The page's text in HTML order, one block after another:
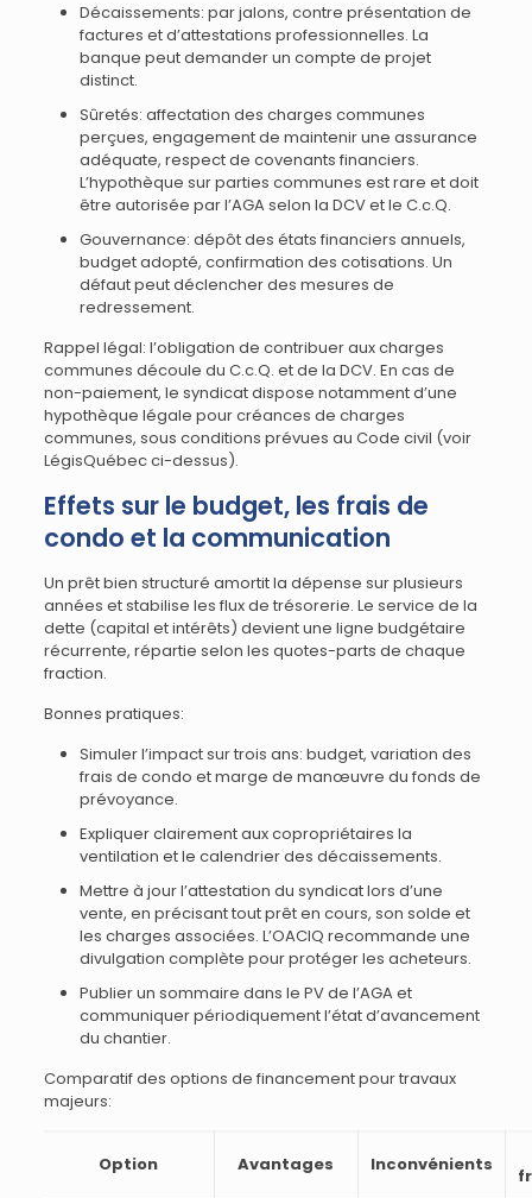
Décaissements: par jalons, contre présentation de
factures et d’attestations professionnelles. La
banque peut demander un compte de projet
distinct.
Sûretés: affectation des charges communes
perçues, engagement de maintenir une assurance
adéquate, respect de covenants financiers.
L’hypothèque sur parties communes est rare et doit
être autorisée par l’AGA selon la DCV et le C.c.Q.
Gouvernance: dépôt des états financiers annuels,
budget adopté, confirmation des cotisations. Un
défaut peut déclencher des mesures de
redressement.
Rappel légal: l’obligation de contribuer aux charges
communes découle du C.c.Q. et de la DCV. En cas de
non-paiement, le syndicat dispose notamment d’une
hypothèque légale pour créances de charges
communes, sous conditions prévues au Code civil (voir
LégisQuébec ci-dessus).
Effets sur le budget, les frais de
condo et la communication
Un prêt bien structuré amortit la dépense sur plusieurs
années et stabilise les flux de trésorerie. Le service de la
dette (capital et intérêts) devient une ligne budgétaire
récurrente, répartie selon les quotes-parts de chaque
fraction.
Bonnes pratiques:
Simuler l’impact sur trois ans: budget, variation des
frais de condo et marge de manœuvre du fonds de
prévoyance.
Expliquer clairement aux copropriétaires la
ventilation et le calendrier des décaissements.
Mettre à jour l’attestation du syndicat lors d’une
vente, en précisant tout prêt en cours, son solde et
les charges associées. L’OACIQ recommande une
divulgation complète pour protéger les acheteurs.
Publier un sommaire dans le PV de l’AGA et
communiquer périodiquement l’état d’avancement
du chantier.
Comparatif des options de financement pour travaux
majeurs:
Option Avantages Inconvénients